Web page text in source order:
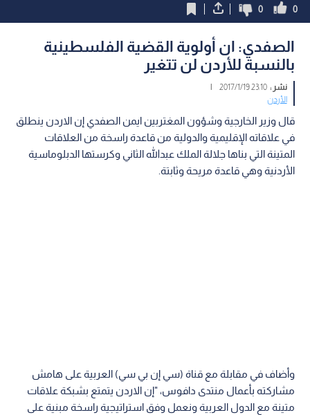
0
0
الصفدي: ان أولوية القضية الفلسطينية
بالنسبة للأردن لن تتغير
نشر :23:10 2017/1/19
|
الأردن
قال وزير الخارجية وشؤون المغتربين ايمن الصفدي إن الاردن ينطلق
في علاقاته الإقليمية والدولية من قاعدة راسخة من العلاقات
المتينة التي بناها جلالة الملك عبدالله الثاني وكرستها الدبلوماسية
الأردنية وهي قاعدة مريحة وثابتة.
وأضاف في مقابلة مع قناة (سي إن بي سي) العربية على هامش
مشاركته بأعمال منتدى دافوس، "إن الاردن يتمتع بشبكة علاقات
متينة مع الدول العربية ونعمل وفق استراتيجية راسخة مبنية على